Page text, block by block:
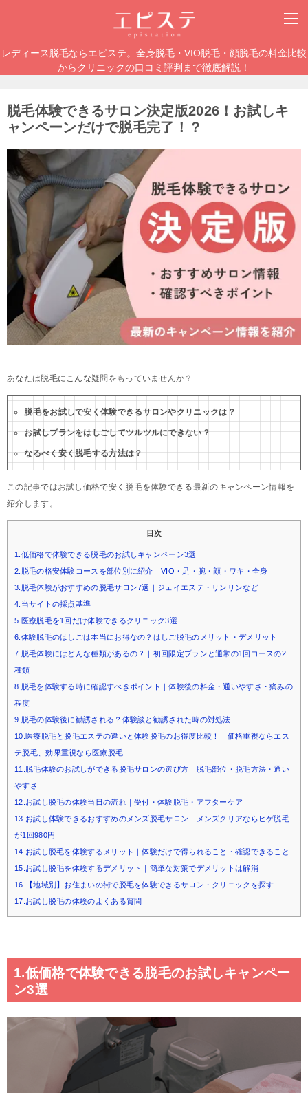
レディース脱毛ならエピステ。全身脱毛・VIO脱毛・顔脱毛の料金比較
からクリニックの口コミ評判まで徹底解説！
脱毛体験できるサロン決定版2026！お試しキ
ャンペーンだけで脱毛完了！？
あなたは脱毛にこんな疑問をもっていませんか？
脱毛をお試しで安く体験できるサロンやクリニックは？
お試しプランをはしごしてツルツルにできない？
なるべく安く脱毛する方法は？
この記事ではお試し価格で安く脱毛を体験できる最新のキャンペーン情報を
紹介します。
目次
1.低価格で体験できる脱毛のお試しキャンペーン3選
2.脱毛の格安体験コースを部位別に紹介｜VIO・足・腕・顔・ワキ・全身
3.脱毛体験がおすすめの脱毛サロン7選｜ジェイエステ・リンリンなど
4.当サイトの採点基準
5.医療脱毛を1回だけ体験できるクリニック3選
6.体験脱毛のはしごは本当にお得なの？はしご脱毛のメリット・デメリット
7.脱毛体験にはどんな種類があるの？｜初回限定プランと通常の1回コースの2
種類
8.脱毛を体験する時に確認すべきポイント｜体験後の料金・通いやすさ・痛みの
程度
9.脱毛の体験後に勧誘される？体験談と勧誘された時の対処法
10.医療脱毛と脱毛エステの違いと体験脱毛のお得度比較！｜価格重視ならエス
テ脱毛、効果重視なら医療脱毛
11.脱毛体験のお試しができる脱毛サロンの選び方｜脱毛部位・脱毛方法・通い
やすさ
12.お試し脱毛の体験当日の流れ｜受付・体験脱毛・アフターケア
13.お試し体験できるおすすめのメンズ脱毛サロン｜メンズクリアならヒゲ脱毛
が1回980円
14.お試し脱毛を体験するメリット｜体験だけで得られること・確認できること
15.お試し脱毛を体験するデメリット｜簡単な対策でデメリットは解消
16.【地域別】お住まいの街で脱毛を体験できるサロン・クリニックを探す
17.お試し脱毛の体験のよくある質問
1.低価格で体験できる脱毛のお試しキャンペー
ン3選